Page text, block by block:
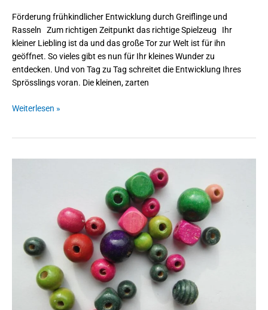
Förderung frühkindlicher Entwicklung durch Greiflinge und
Rasseln Zum richtigen Zeitpunkt das richtige Spielzeug Ihr
kleiner Liebling ist da und das große Tor zur Welt ist für ihn
geöffnet. So vieles gibt es nun für Ihr kleines Wunder zu
entdecken. Und von Tag zu Tag schreitet die Entwicklung Ihres
Sprösslings voran. Die kleinen, zarten
Weiterlesen »